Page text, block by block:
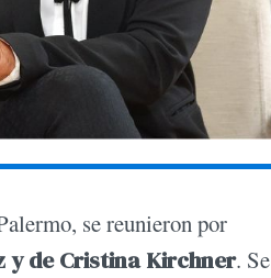
se reunieron por
y de Cristina Kirchner. Se